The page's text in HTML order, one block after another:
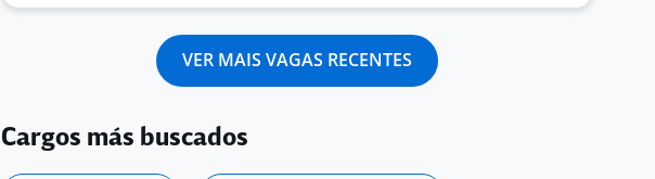
VER MAIS VAGAS RECENTES
Cargos más buscados